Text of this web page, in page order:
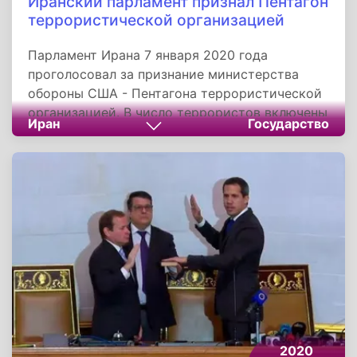
террористической организацией
Парламент Ирана 7 января 2020 года
проголосовал за признание министерства
обороны США - Пентагона террористической
организацией. В число террористов включены
все члены американского военного ведомства
и связанные с ним учреждения и организации,
командующего силами специального
назначения «Аль-Кудс» Корпуса стражей
исламской революции Касема Сулеймани.
Законопроект поддержали 228 депутатов.
Всего в голосовании в Меджлисе приняли
участие 238 народных избранников. Проект
представляет собой поправку к принятому в
Иране в апреле 2019 года закону, в рамках
которого террористической организацией
Иран Государство
2020